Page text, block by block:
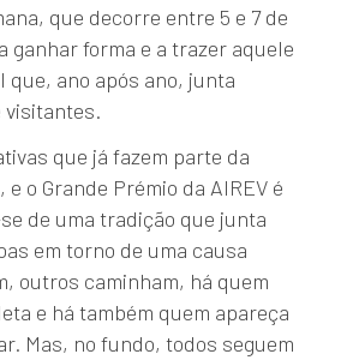
que decorre entre 5 e 7 de
ganhar forma e a trazer aquele
que, ano após ano, junta
visitantes.
que já fazem parte da
e o Grande Prémio da AIREV é
de uma tradição que junta
em torno de uma causa
outros caminham, há quem
e há também quem apareça
Mas, no fundo, todos seguem